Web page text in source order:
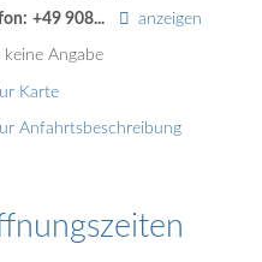
+49 908... anzeigen
keine Angabe
Karte
Anfahrtsbeschreibung